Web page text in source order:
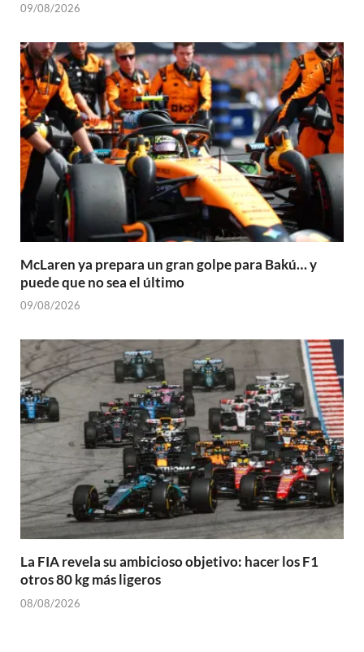
09/08/2026
McLaren ya prepara un gran golpe para Bakú… y
puede que no sea el último
09/08/2026
La FIA revela su ambicioso objetivo: hacer los F1
otros 80 kg más ligeros
08/08/2026